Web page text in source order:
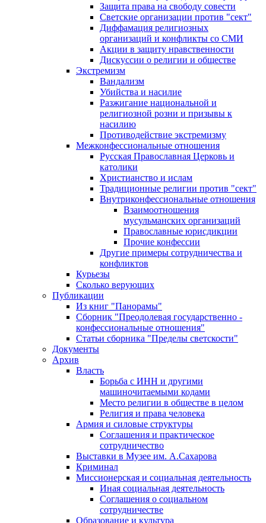
Защита права на свободу совести
Светские организации против "сект"
Диффамация религиозных
организаций и конфликты со СМИ
Акции в защиту нравственности
Дискуссии о религии и обществе
Экстремизм
Вандализм
Убийства и насилие
Разжигание национальной и
религиозной розни и призывы к
насилию
Противодействие экстремизму
Межконфессиональные отношения
Русская Православная Церковь и
католики
Христианство и ислам
Традиционные религии против "сект"
Внутриконфессиональные отношения
Взаимоотношения
мусульманских организаций
Православные юрисдикции
Прочие конфессии
Другие примеры сотрудничества и
конфликтов
Курьезы
Сколько верующих
Публикации
Из книг "Панорамы"
Сборник "Преодолевая государственно -
конфессиональные отношения"
Статьи сборника "Пределы светскости"
Документы
Архив
Власть
Борьба с ИНН и другими
машиночитаемыми кодами
Место религии в обществе в целом
Религия и права человека
Армия и силовые структуры
Соглашения и практическое
сотрудничество
Выставки в Музее им. А.Сахарова
Криминал
Миссионерская и социальная деятельность
Иная социальная деятельность
Соглашения о социальном
сотрудничестве
Образование и культура